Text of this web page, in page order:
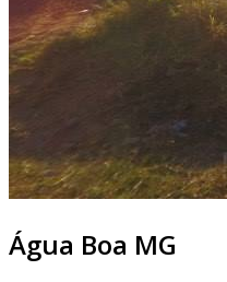
Água Boa MG